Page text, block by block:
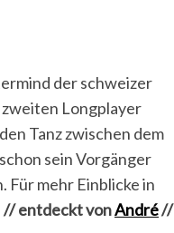
der schweizer
Longplayer
Tanz zwischen dem
sein Vorgänger
Für mehr Einblicke in
// entdeckt vonAndré//